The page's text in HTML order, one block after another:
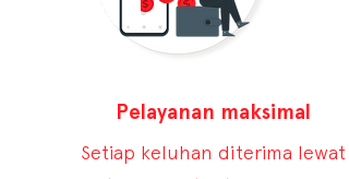
Pelayanan maksimal
Setiap keluhan diterima lewat